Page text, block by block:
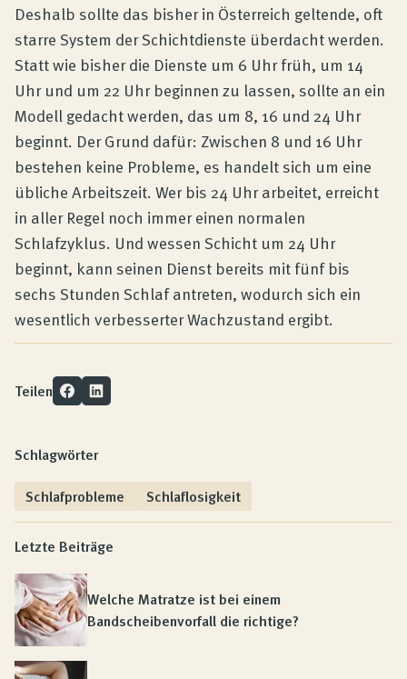
Deshalb sollte das bisher in Österreich geltende, oft
starre System der Schichtdienste überdacht werden.
Statt wie bisher die Dienste um 6 Uhr früh, um 14
Uhr und um 22 Uhr beginnen zu lassen, sollte an ein
Modell gedacht werden, das um 8, 16 und 24 Uhr
beginnt. Der Grund dafür: Zwischen 8 und 16 Uhr
bestehen keine Probleme, es handelt sich um eine
übliche Arbeitszeit. Wer bis 24 Uhr arbeitet, erreicht
in aller Regel noch immer einen normalen
Schlafzyklus. Und wessen Schicht um 24 Uhr
beginnt, kann seinen Dienst bereits mit fünf bis
sechs Stunden Schlaf antreten, wodurch sich ein
wesentlich verbesserter Wachzustand ergibt.
Teilen
Schlagwörter
Schlafprobleme
Schlaflosigkeit
Letzte Beiträge
Welche Matratze ist bei einem
Bandscheibenvorfall die richtige?